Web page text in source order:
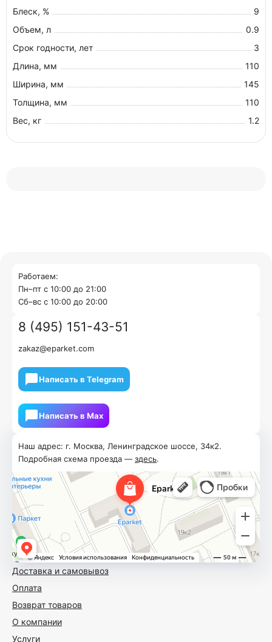
Блеск, %
9
Объем, л
0.9
Срок годности, лет
3
Длина, мм
110
Ширина, мм
145
Толщина, мм
110
Вес, кг
1.2
Доставка и самовывоз
Оплата
Возврат товаров
О компании
Услуги
Наш адрес: г. Москва, Ленинградское шоссе, 34к2.
Подробная схема проезда — здесь.
Работаем:
Пн–пт с 10:00 до 21:00
Cб–вс с 10:00 до 20:00
8 (495) 151-43-51
zakaz@eparket.com
Написать в Telegram
Написать в Мах